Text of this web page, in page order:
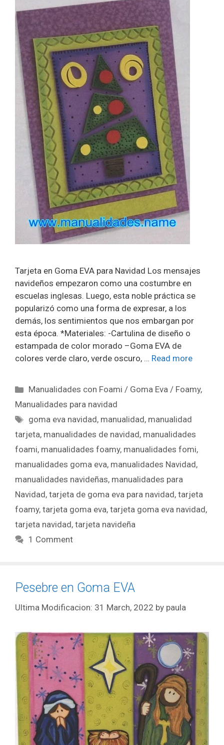
Tarjeta en Goma EVA para Navidad Los mensajes
navideños empezaron como una costumbre en
escuelas inglesas. Luego, esta noble práctica se
popularizó como una forma de expresar, a los
demás, los sentimientos que nos embargan por
esta época. *Materiales: -Cartulina de diseño o
estampada de color morado –Goma EVA de
colores verde claro, verde oscuro, … Read more
Manualidades con Foami / Goma Eva / Foamy,
Manualidades para navidad
goma eva navidad, manualidad, manualidad
tarjeta, manualidades de navidad, manualidades
foami, manualidades foamy, manualidades fomi,
manualidades goma eva, manualidades Navidad,
manualidades navideñas, manualidades para
Navidad, tarjeta de goma eva para navidad, tarjeta
foamy, tarjeta goma eva, tarjeta goma eva navidad,
tarjeta navidad, tarjeta navideña
1 Comment
Pesebre en Goma EVA
31 March, 2022 by paula